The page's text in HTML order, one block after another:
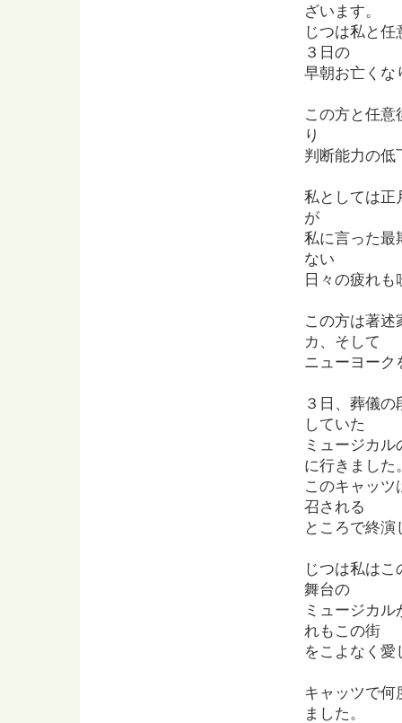
ざいます。
じつは私と
３日の
早朝お亡くな
この方と任意
り
判断能力の低
私としては正
が
私に言った最
ない
日々の疲れ
この方は著述
カ、そして
ニューヨーク
３日、葬儀
していた
ミュージカ
に行きました
このキャッツ
召される
ところで終演
じつは私は
舞台の
ミュージカ
れもこの街
をこよなく愛
キャッツで何
ました。